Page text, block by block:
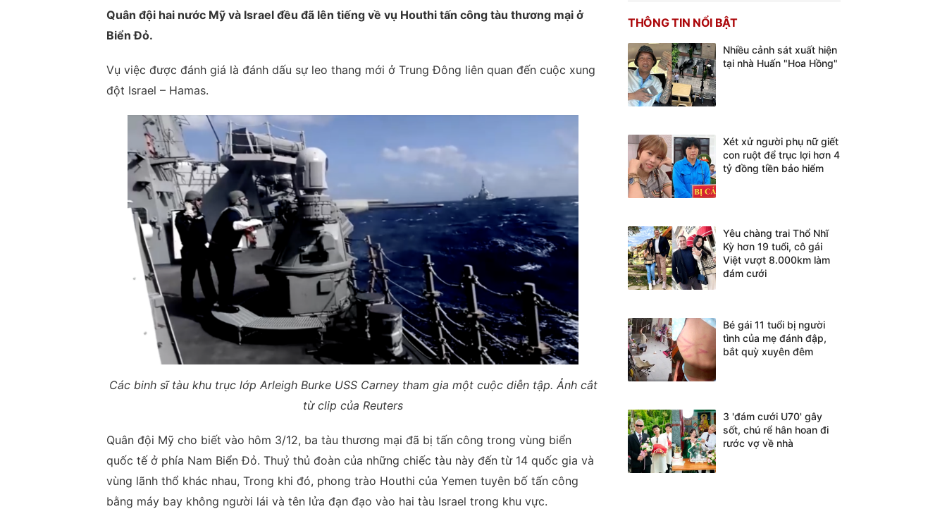
Quân đội hai nước Mỹ và Israel đều đã lên tiếng về vụ Houthi tấn công tàu thương mại ở
Biển Đỏ.
Vụ việc được đánh giá là đánh dấu sự leo thang mới ở Trung Đông liên quan đến cuộc xung
đột Israel – Hamas.
Các binh sĩ tàu khu trục lớp Arleigh Burke USS Carney tham gia một cuộc diễn tập. Ảnh cắt
từ clip của Reuters
Quân đội Mỹ cho biết vào hôm 3/12, ba tàu thương mại đã bị tấn công trong vùng biển
quốc tế ở phía Nam Biển Đỏ. Thuỷ thủ đoàn của những chiếc tàu này đến từ 14 quốc gia và
vùng lãnh thổ khác nhau, Trong khi đó, phong trào Houthi của Yemen tuyên bố tấn công
bằng máy bay không người lái và tên lửa đạn đạo vào hai tàu Israel trong khu vực.
THÔNG TIN NỔI BẬT
Nhiều cảnh sát xuất hiện
tại nhà Huấn "Hoa Hồng"
Xét xử người phụ nữ giết
con ruột để trục lợi hơn 4
tỷ đồng tiền bảo hiểm
Yêu chàng trai Thổ Nhĩ
Kỳ hơn 19 tuổi, cô gái
Việt vượt 8.000km làm
đám cưới
Bé gái 11 tuổi bị người
tình của mẹ đánh đập,
bắt quỳ xuyên đêm
3 'đám cưới U70' gây
sốt, chú rể hân hoan đi
rước vợ về nhà